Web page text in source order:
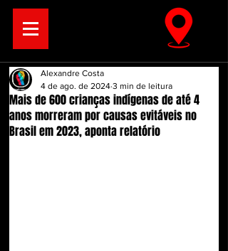
Mais de 600 crianças indígenas de até 4
anos morreram por causas evitáveis no
Brasil em 2023, aponta relatório
Alexandre Costa
4 de ago. de 2024 3 min de leitura